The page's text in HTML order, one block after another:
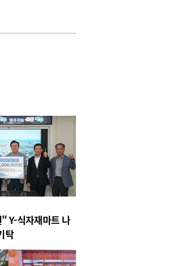
Y-식자재마트 나
탁